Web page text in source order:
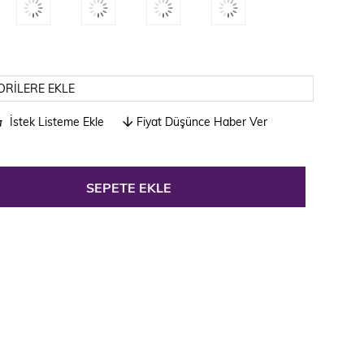
EKLE
İstek Listeme Ekle Fiyat Düşünce Haber Ver